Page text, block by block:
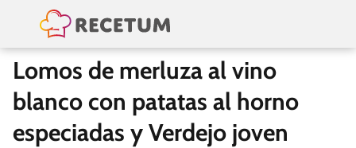
Lomos de merluza al vino
blanco con patatas al horno
especiadas y Verdejo joven